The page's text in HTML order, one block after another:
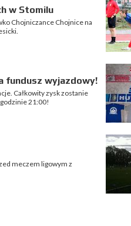
w Stomilu
Chojniczance Chojnice na
fundusz wyjazdowy!
Całkowity zysk zostanie
21:00!
meczem ligowym z